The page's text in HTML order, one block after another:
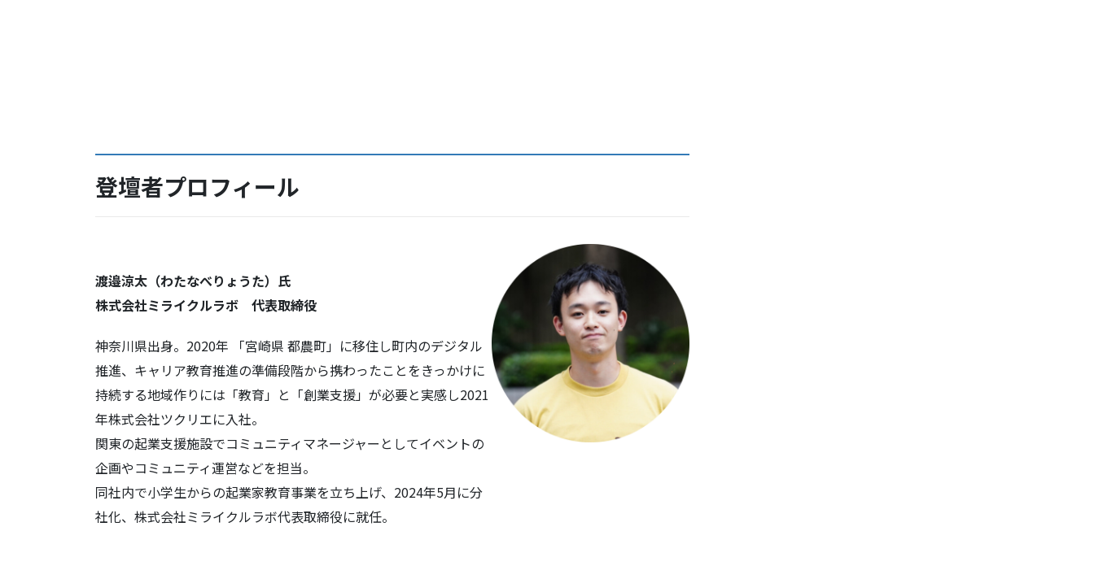
登壇者プロフィール
渡邉涼太（わたなべりょうた）氏
株式会社ミライクルラボ 代表取締役
神奈川県出身。2020年 「宮崎県 都農町」に移住し町内のデジタル
推進、キャリア教育推進の準備段階から携わったことをきっかけに
持続する地域作りには「教育」と「創業支援」が必要と実感し2021
年株式会社ツクリエに入社。
関東の起業支援施設でコミュニティマネージャーとしてイベントの
企画やコミュニティ運営などを担当。
同社内で小学生からの起業家教育事業を立ち上げ、2024年5月に分
社化、株式会社ミライクルラボ代表取締役に就任。